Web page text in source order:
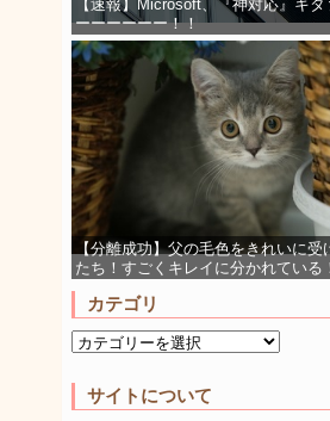
【速報】Microsoft、『神対応』キ
ーーーーーー！！
【分離成功】父の毛色をきれいに受
たち！すごくキレイに分かれている！
カテゴリ
サイトについて